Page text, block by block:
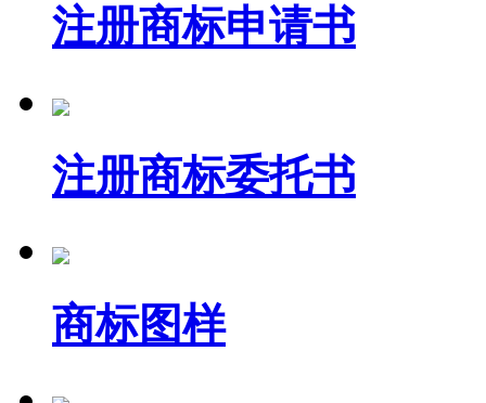
注册商标申请书
注册商标委托书
商标图样